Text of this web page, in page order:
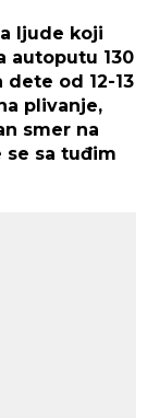
ljude koji
autoputu 130
od 12-13
plivanje,
smer na
se sa tuđim